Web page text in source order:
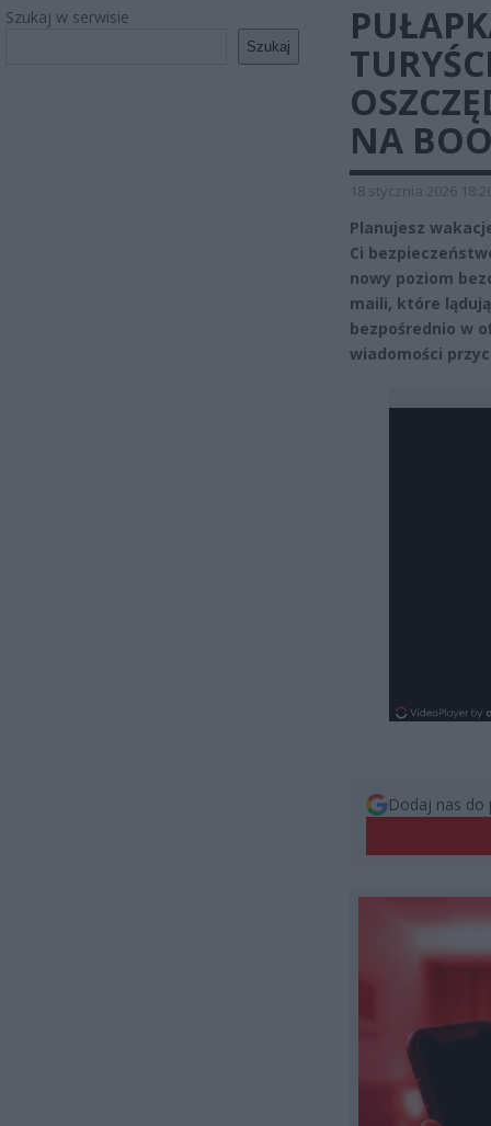
Szukaj w serwisie
Szukaj
NA
18 stycznia 2026
Planujesz
Ci
nowy poziom
maili, które
bezpośrednio w
wiadomości
Dodaj nas do